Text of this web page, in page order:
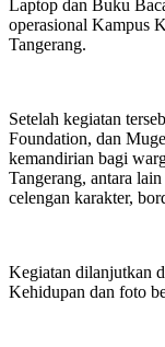
Laptop dan Buku
operasional Kampus
Tangerang.
Setelah kegiatan
Foundation, dan
kemandirian bagi
Tangerang, antara
celengan karakter,
Kegiatan dilanjutkan
Kehidupan dan foto